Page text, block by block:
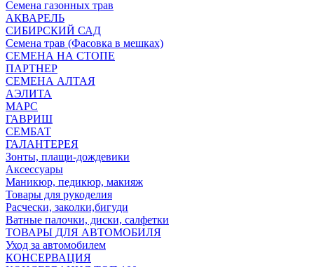
Семена газонных трав
АКВАРЕЛЬ
СИБИРСКИЙ САД
Семена трав (Фасовка в мешках)
СЕМЕНА НА СТОПЕ
ПАРТНЕР
СЕМЕНА АЛТАЯ
АЭЛИТА
МАРС
ГАВРИШ
СЕМБАТ
ГАЛАНТЕРЕЯ
Зонты, плащи-дождевики
Аксессуары
Маникюр, педикюр, макияж
Товары для рукоделия
Расчески, заколки,бигуди
Ватные палочки, диски, салфетки
ТОВАРЫ ДЛЯ АВТОМОБИЛЯ
Уход за автомобилем
КОНСЕРВАЦИЯ